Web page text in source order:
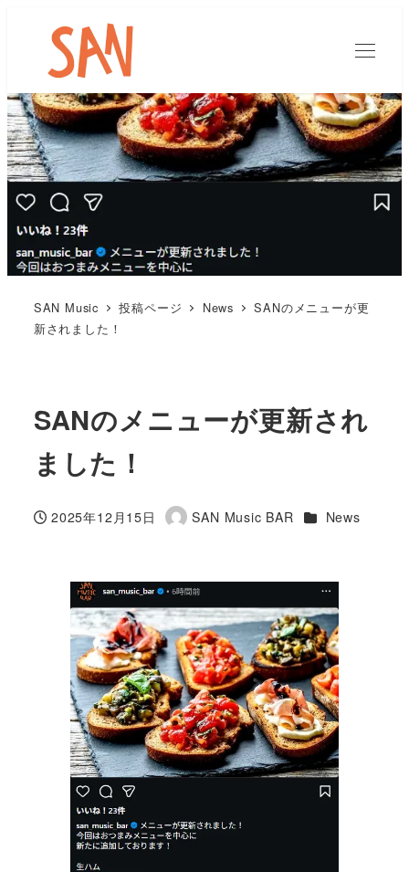
SAN Music 投稿ページ News
SANのメニューが更
新されました！
SANのメニューが更新され
ました！
投稿日
2025年12月15日
著
SAN Music BAR カテゴリー
News